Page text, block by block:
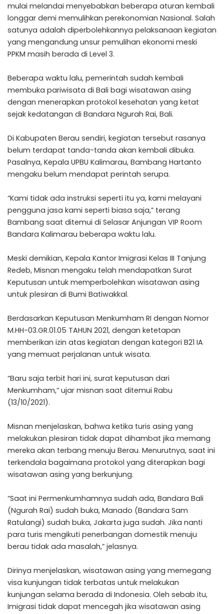
mulai melandai menyebabkan beberapa aturan kembali
longgar demi memulihkan perekonomian Nasional. Salah
satunya adalah diperbolehkannya pelaksanaan kegiatan
yang mengandung unsur pemulihan ekonomi meski
PPKM masih berada di Level 3.
Beberapa waktu lalu, pemerintah sudah kembali
membuka pariwisata di Bali bagi wisatawan asing
dengan menerapkan protokol kesehatan yang ketat
sejak kedatangan di Bandara Ngurah Rai, Bali.
Di Kabupaten Berau sendiri, kegiatan tersebut rasanya
belum terdapat tanda-tanda akan kembali dibuka.
Pasalnya, Kepala UPBU Kalimarau, Bambang Hartanto
mengaku belum mendapat perintah serupa.
“Kami tidak ada instruksi seperti itu ya, kami melayani
pengguna jasa kami seperti biasa saja,” terang
Bambang saat ditemui di Selasar Anjungan VIP Room
Bandara Kalimarau beberapa waktu lalu.
Meski demikian, Kepala Kantor Imigrasi Kelas III Tanjung
Redeb, Misnan mengaku telah mendapatkan Surat
Keputusan untuk memperbolehkan wisatawan asing
untuk plesiran di Bumi Batiwakkal.
Berdasarkan Keputusan Menkumham RI dengan Nomor
M.HH-03.GR.01.05 TAHUN 2021, dengan ketetapan
memberikan izin atas kegiatan dengan kategori B21 IA
yang memuat perjalanan untuk wisata.
“Baru saja terbit hari ini, surat keputusan dari
Menkumham,” ujar misnan saat ditemui Rabu
(13/10/2021).
Misnan menjelaskan, bahwa ketika turis asing yang
melakukan plesiran tidak dapat dihambat jika memang
mereka akan terbang menuju Berau. Menurutnya, saat ini
terkendala bagaimana protokol yang diterapkan bagi
wisatawan asing yang berkunjung.
“Saat ini Permenkumhamnya sudah ada, Bandara Bali
(Ngurah Rai) sudah buka, Manado (Bandara Sam
Ratulangi) sudah buka, Jakarta juga sudah. Jika nanti
para turis mengikuti penerbangan domestik menuju
berau tidak ada masalah,” jelasnya.
Dirinya menjelaskan, wisatawan asing yang memegang
visa kunjungan tidak terbatas untuk melakukan
kunjungan selama berada di Indonesia. Oleh sebab itu,
Imigrasi tidak dapat mencegah jika wisatawan asing